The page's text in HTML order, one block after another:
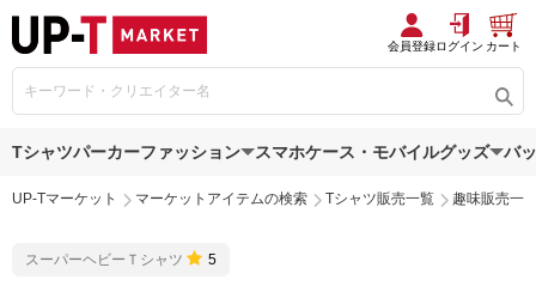
会員登録ログイン カート
Tシャツパーカーファッション スマホケース・モバイルグッズ バ
UP-Tマーケット マーケットアイテムの検索 Tシャツ販売一覧 趣味販売一
スーパーヘビーＴシャツ 5